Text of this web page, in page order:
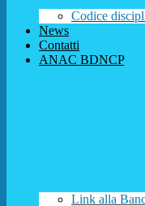
Codice
News
Contatti
ANAC BDNCP
Link alla